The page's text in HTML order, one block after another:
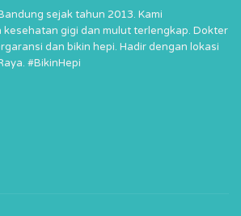
sejak tahun 2013. Kami
kesehatan gigi dan mulut terlengkap. Dokter
dan bikin hepi. Hadir dengan lokasi
#BikinHepi